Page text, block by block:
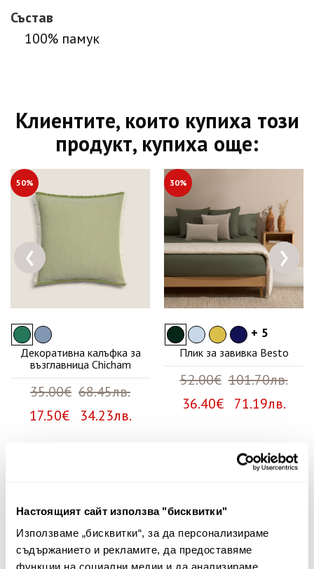
Настоящият сайт използва "бисквитки"
Използваме „бисквитки“, за да персонализираме
съдържанието и рекламите, да предоставяме
Състав
100% памук
Клиентите, които купиха този
продукт, купиха още:
50%
Декоративна калъфка за
възглавница Chicham
35.00€ 68.45лв.
17.50€ 34.23лв.
30%
+ 5
Плик за завивка Besto
52.00€ 101.70лв.
36.40€ 71.19лв.
‹ ›
Споделете Вашето мнение
Име